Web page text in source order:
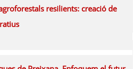
resilients: creació de